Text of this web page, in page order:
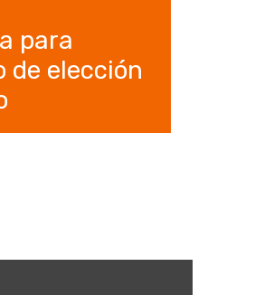
para
de elección